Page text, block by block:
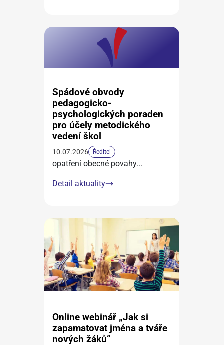
Spádové obvody
pedagogicko-
psychologických poraden
pro účely metodického
vedení škol
10.07.2026 Ředitel
opatření obecné povahy...
Detail aktuality
Online webinář „Jak si
zapamatovat jména a tváře
nových žáků“